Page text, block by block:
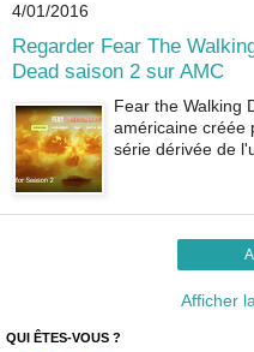
4/01/2016
Regarder Fear The
Dead saison 2 sur AMC
Fear the Walking
américaine créée
série dérivée de
Afficher
QUI ÊTES-VOUS ?